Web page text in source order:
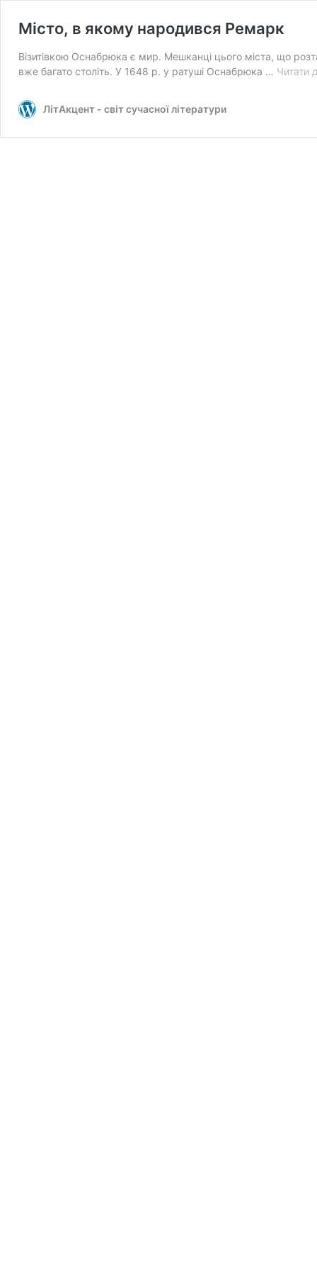
Місто, в якому народився Ремарк
Візитівкою Оснабрюка є мир. Мешканці цього міста, що
вже багато століть. У 1648 р. у ратуші Оснабрюка … Читати
ЛітАкцент - світ сучасної літератури